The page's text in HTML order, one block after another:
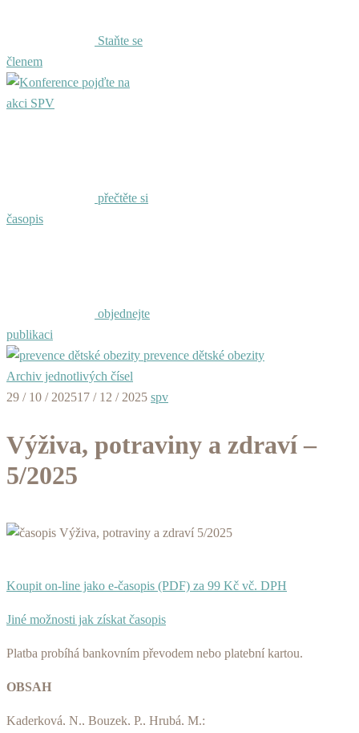
Staňte se
členem
pojďte na
akci SPV
přečtěte si
časopis
objednejte
publikaci
prevence dětské obezity
Archiv jednotlivých čísel
29 / 10 / 202517 / 12 / 2025 spv
Výživa, potraviny a zdraví –
5/2025
Koupit on-line jako e-časopis (PDF) za 99 Kč vč. DPH
Jiné možnosti jak získat časopis
Platba probíhá bankovním převodem nebo platební kartou.
OBSAH
Kaderková, N., Bouzek, P., Hrubá, M.: